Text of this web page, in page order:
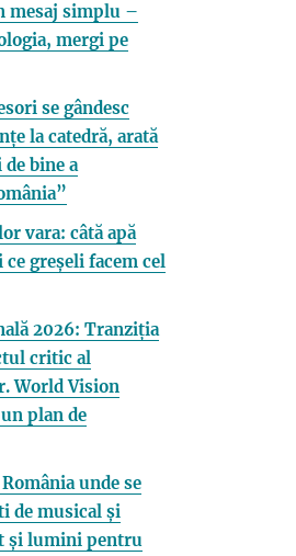
mesaj simplu –
mergi pe
se gândesc
la catedră, arată
bine a
vara: câtă apă
greșeli facem cel
2026: Tranziția
critic al
World Vision
plan de
unde se
de musical și
și lumini pentru